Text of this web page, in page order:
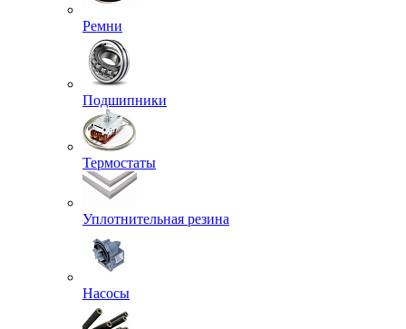
Ремни
Подшипники
Термостаты
Уплотнительная резина
Насосы